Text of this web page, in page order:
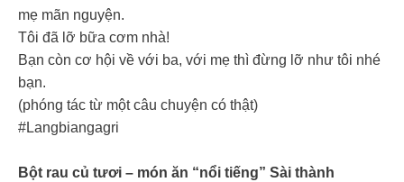
mẹ mãn nguyện.
Tôi đã lỡ bữa cơm nhà!
Bạn còn cơ hội về với ba, với mẹ thì đừng lỡ như tôi nhé
bạn.
(phóng tác từ một câu chuyện có thật)
#Langbiangagri
Bột rau củ tươi – món ăn “nổi tiếng” Sài thành